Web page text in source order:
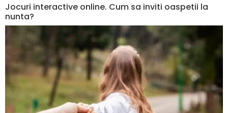
Jocuri interactive online. Cum sa inviti oaspetii la
nunta?